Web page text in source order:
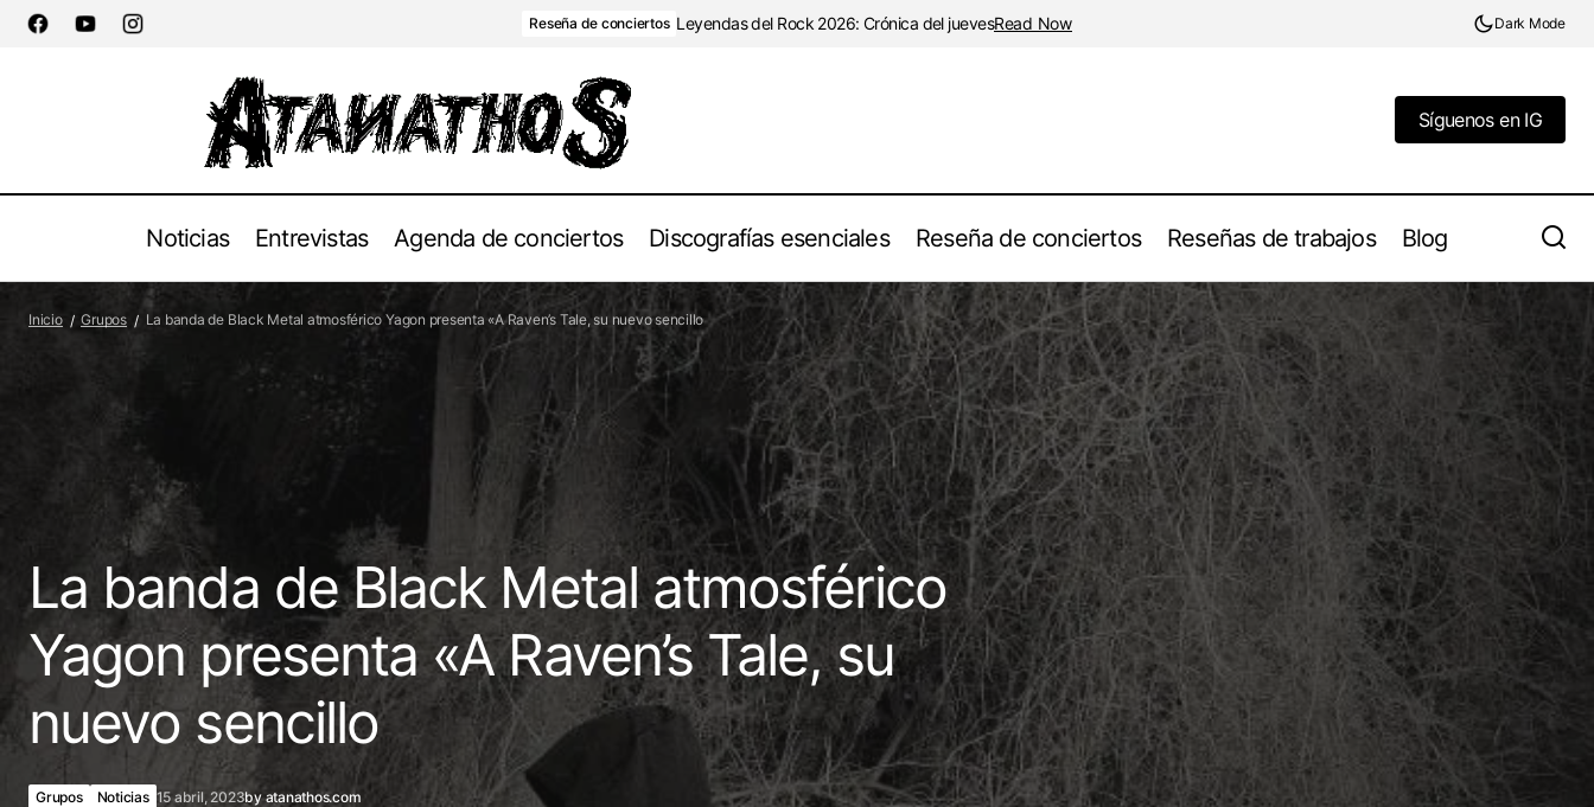
Reseña de conciertos Leyendas del Rock 2026: Crónica del juevesRead Now Dark Mode
Síguenos en IG
Noticias Entrevistas Agenda de conciertos Discografías esenciales Reseña de conciertos Reseñas de trabajos Blog
La banda de metal The Tongue of Eden
lanza nuevo sencillo y video musical
'Reprehensible'
Noticias
La banda de Black Metal atmosférico Yagon presenta «A Raven’s Tale, su nuevo
sencillo
Grandiosa Muerte presenta su siniestro y
oscuro mundo con el lanzamiento
"Mercurio"
Inicio Grupos La banda de Black Metal atmosférico Yagon presenta «A Raven’s Tale, su nuevo sencillo
La banda de Black Metal atmosférico
Yagon presenta «A Raven’s Tale, su
nuevo sencillo
Grupos Noticias 15 abril, 2023byatanathos.com